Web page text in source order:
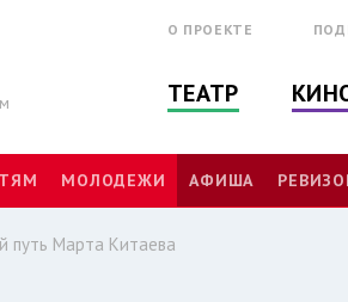
О ПРОЕКТЕ
ТЕАТР
МОЛОДЕЖИ АФИША
путь Марта Китаева